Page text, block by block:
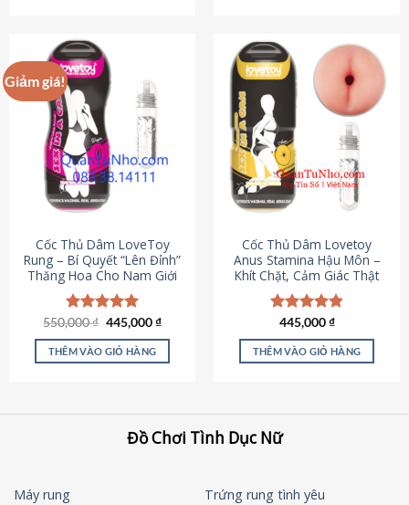
Giảm giá!
Cốc Thủ Dâm LoveToy
Rung – Bí Quyết “Lên Đỉnh”
Thăng Hoa Cho Nam Giới
Được xếp
hạng5.00
5 sao
550,000₫ Giá
là:
550,000 ₫.
445,000₫Giá
tại
THÊM VÀO GIỎ HÀNG
Cốc Thủ Dâm Lovetoy
Anus Stamina Hậu Môn –
Khít Chặt, Cảm Giác Thật
Được xếp
hạng4.84
5 sao
445,000₫
THÊM VÀO GIỎ HÀNG
Đồ Chơi Tình Dục Nữ
Máy rung
Trứng rung tình yêu